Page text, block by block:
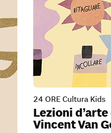
24 ORE Cultura Kids
Lezioni
Vincent Van